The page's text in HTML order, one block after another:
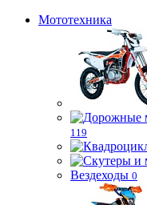
Мототехника
119
Вездеходы 0